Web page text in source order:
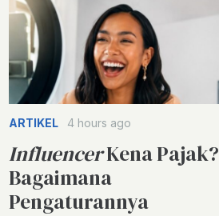
ARTIKEL 4 hours ago
InfluencerKena Pajak?
Bagaimana
Pengaturannya